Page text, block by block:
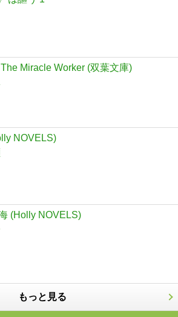
Miracle Worker (双葉文庫)
NOVELS)
(Holly NOVELS)
もっと見る